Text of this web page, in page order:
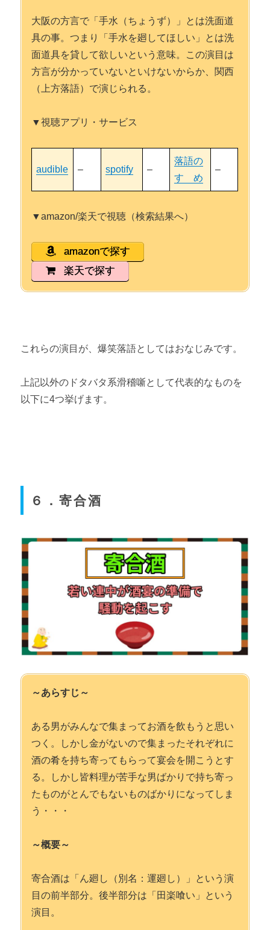
大阪の方言で「手水（ちょうず）」とは洗面道
具の事。つまり「手水を廻してほしい」とは洗
面道具を貸して欲しいという意味。この演目は
方言が分かっていないといけないからか、関西
（上方落語）で演じられる。
▼視聴アプリ・サービス
audible – spotify –
落語の
すゝめ
–
▼amazon/楽天で視聴（検索結果へ）
amazonで探す
楽天で探す
これらの演目が、爆笑落語としてはおなじみです。
上記以外のドタバタ系滑稽噺として代表的なものを
以下に4つ挙げます。
６．寄合酒
～あらすじ～
ある男がみんなで集まってお酒を飲もうと思い
つく。しかし金がないので集まったそれぞれに
酒の肴を持ち寄ってもらって宴会を開こうとす
る。しかし皆料理が苦手な男ばかりで持ち寄っ
たものがとんでもないものばかりになってしま
う・・・
～概要～
寄合酒は「ん廻し（別名：運廻し）」という演
目の前半部分。後半部分は「田楽喰い」という
演目。